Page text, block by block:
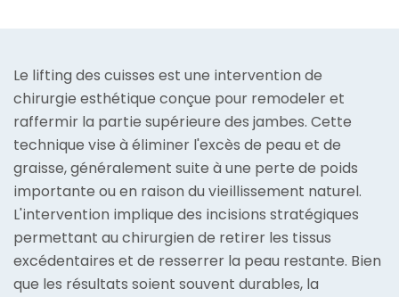
Le lifting des cuisses est une intervention de
chirurgie esthétique conçue pour remodeler et
raffermir la partie supérieure des jambes. Cette
technique vise à éliminer l'excès de peau et de
graisse, généralement suite à une perte de poids
importante ou en raison du vieillissement naturel.
L'intervention implique des incisions stratégiques
permettant au chirurgien de retirer les tissus
excédentaires et de resserrer la peau restante. Bien
que les résultats soient souvent durables, la